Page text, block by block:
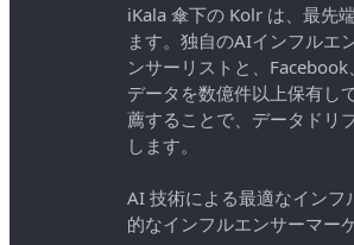
iKala 傘下の Kolr は、最先
ます。独自のAIインフルエ
ンサーリストと、
データを数億件以上保有し
薦することで、データドリ
します。
AI 技術による最適なイン
的なインフルエンサーマー